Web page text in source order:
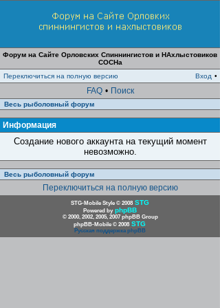
Форум на Сайте Орловских Спиннингистов и НАхлыстовиков
СОСНа
Переключиться на полную версию
Вход •
FAQ • Поиск
Весь рыболовный форум
Информация
Создание нового аккаунта на текущий момент
невозможно.
Весь рыболовный форум
Переключиться на полную версию
STG-Mobile Style © 2008 STG
Powered by phpBB
© 2000, 2002, 2005, 2007 phpBB Group
phpBB-Mobile © 2008 STG
Русская поддержка phpBB